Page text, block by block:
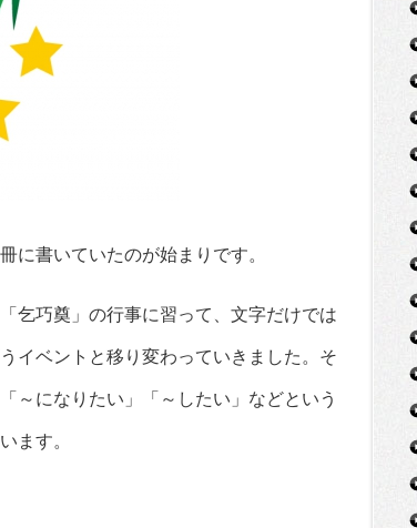
に書いていたのが始まりです。
乞巧奠」の行事に習って、文字だけでは
イベントと移り変わっていきました。そ
～になりたい」「～したい」などという
ます。